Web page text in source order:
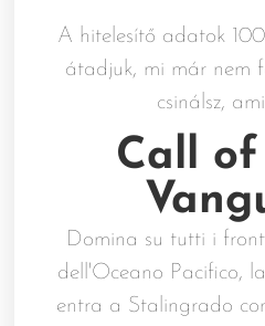
A hitelesítő adatok
átadjuk, mi már nem
csinálsz,
Call of
Domina su tutti i
dell'Oceano Pacifico,
entra a Stalingrado